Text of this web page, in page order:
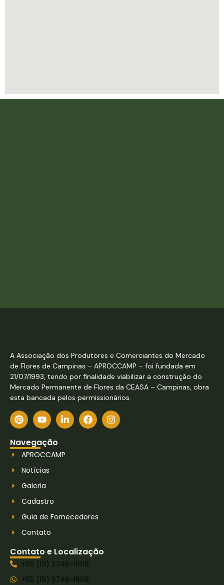
A Associação dos Produtores e Comerciantes do Mercado
de Flores de Campinas – APROCCAMP – foi fundada em
21/07/1993, tendo por finalidade viabilizar a construção do
Mercado Permanente de Flores da CEASA – Campinas, obra
esta bancada pelos permissionários.
Navegação
APROCCAMP
Notícias
Galeria
Cadastro
Guia de Fornecedores
Contato
Contato e Localização
+55 (19) 3746-1608
+55 (19) 3746-1608